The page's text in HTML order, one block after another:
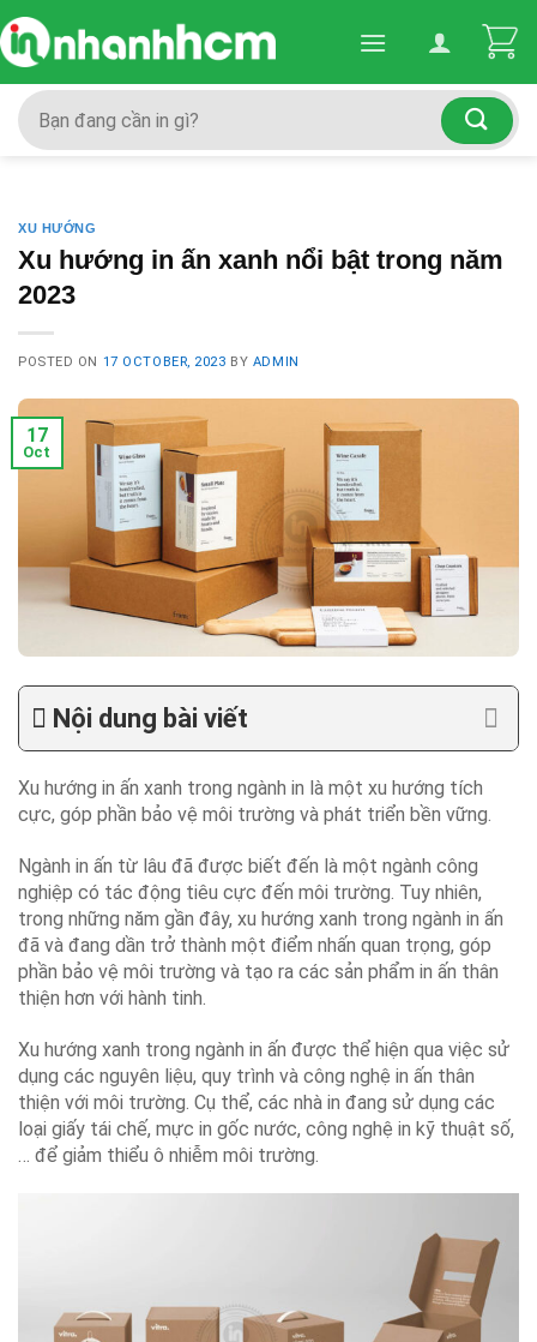
Skip
to
content
Search
for:
XU HƯỚNG
Xu hướng in ấn xanh nổi bật trong năm
2023
POSTED ON 17 OCTOBER, 2023 BY ADMIN
17
Oct
Nội dung bài viết
Xu hướng in ấn xanh trong ngành in là một xu hướng tích
cực, góp phần bảo vệ môi trường và phát triển bền vững.
Ngành in ấn từ lâu đã được biết đến là một ngành công
nghiệp có tác động tiêu cực đến môi trường. Tuy nhiên,
trong những năm gần đây, xu hướng xanh trong ngành in ấn
đã và đang dần trở thành một điểm nhấn quan trọng, góp
phần bảo vệ môi trường và tạo ra các sản phẩm in ấn thân
thiện hơn với hành tinh.
Xu hướng xanh trong ngành in ấn được thể hiện qua việc sử
dụng các nguyên liệu, quy trình và công nghệ in ấn thân
thiện với môi trường. Cụ thể, các nhà in đang sử dụng các
loại giấy tái chế, mực in gốc nước, công nghệ in kỹ thuật số,
… để giảm thiểu ô nhiễm môi trường.